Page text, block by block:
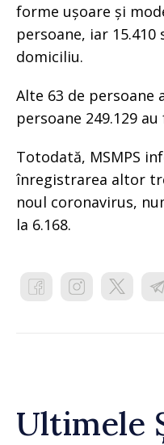
forme ușoare și
persoane, iar
domiciliu.
Alte 63 de persoane
persoane 249.129
Totodată, MSMPS
înregistrarea altor
noul coronavirus,
la 6.168.
Ultimele